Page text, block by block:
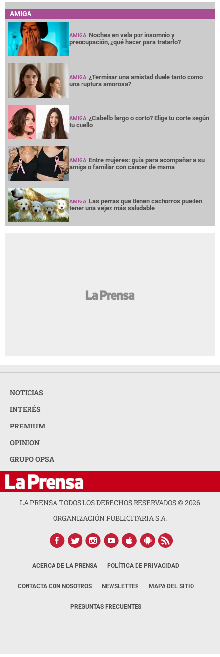
AMIGA
AMIGA Noches en vela por insomnio y
preocupación, ¿qué hacer para tratarlo?
AMIGA ¿Terminar una amistad duele tanto como
una ruptura amorosa?
AMIGA ¿Cabello largo o corto? Elige tu corte según
tu cuello
AMIGA Entre mujeres: guía para acompañar a su
amiga o familiar con cáncer de mama
AMIGA Las perras que tienen cachorros pueden
tener una vejez más saludable
NOTICIAS
INTERÉS
PREMIUM
OPINION
GRUPO OPSA
LA PRENSA TODOS LOS DERECHOS RESERVADOS ©2026
ORGANIZACIÓN PUBLICITARIA S.A.
ACERCA DE LA PRENSA POLÍTICA DE PRIVACIDAD
CONTACTA CON NOSOTROS NEWSLETTER MAPA DEL SITIO
PREGUNTAS FRECUENTES